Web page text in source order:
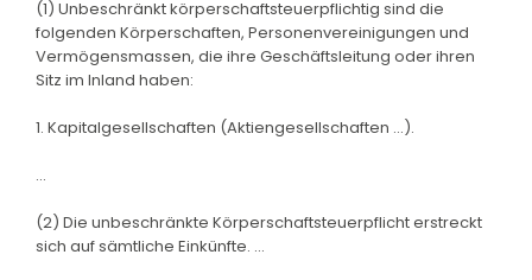
(1) Unbeschränkt körperschaftsteuerpflichtig sind die
folgenden Körperschaften, Personenvereinigungen und
Vermögensmassen, die ihre Geschäftsleitung oder ihren
Sitz im Inland haben:
1. Kapitalgesellschaften (Aktiengesellschaften ...).
...
(2) Die unbeschränkte Körperschaftsteuerpflicht erstreckt
sich auf sämtliche Einkünfte. ...